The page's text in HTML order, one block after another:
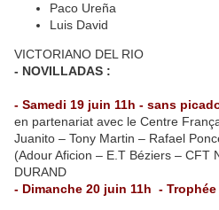
Paco Ureña
Luis David
VICTORIANO DEL RIO
- NOVILLADAS :
- Samedi 19 juin 11h - sans
en partenariat avec le Centre
Juanito – Tony Martin – Rafael
(Adour Aficion – E.T Béziers – CFT
DURAND
- Dimanche 20 juin 11h -